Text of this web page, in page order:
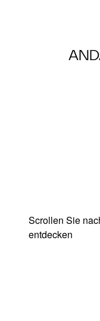
Scrollen Sie
entdecken